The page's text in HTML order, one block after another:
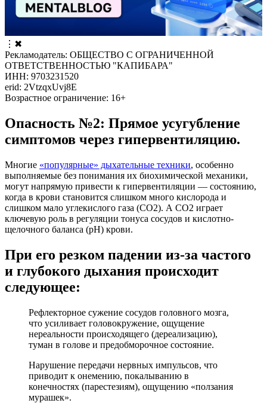
⋮ ✖
Рекламодатель: ОБЩЕСТВО С ОГРАНИЧЕННОЙ
ОТВЕТСТВЕННОСТЬЮ "КАПИБАРА"
ИНН: 9703231520
erid: 2VtzqxUvj8E
Возрастное ограничение: 16+
Опасность №2: Прямое усугубление
симптомов через гипервентиляцию.
Многие «популярные» дыхательные техники, особенно
выполняемые без понимания их биохимической механики,
могут напрямую привести к гипервентиляции — состоянию,
когда в крови становится слишком много кислорода и
слишком мало углекислого газа (CO2). А CO2 играет
ключевую роль в регуляции тонуса сосудов и кислотно-
щелочного баланса (pH) крови.
При его резком падении из-за частого
и глубокого дыхания происходит
следующее:
Рефлекторное сужение сосудов головного мозга,
что усиливает головокружение, ощущение
нереальности происходящего (дереализацию),
туман в голове и предобморочное состояние.
Нарушение передачи нервных импульсов, что
приводит к онемению, покалыванию в
конечностях (парестезиям), ощущению «ползания
мурашек».